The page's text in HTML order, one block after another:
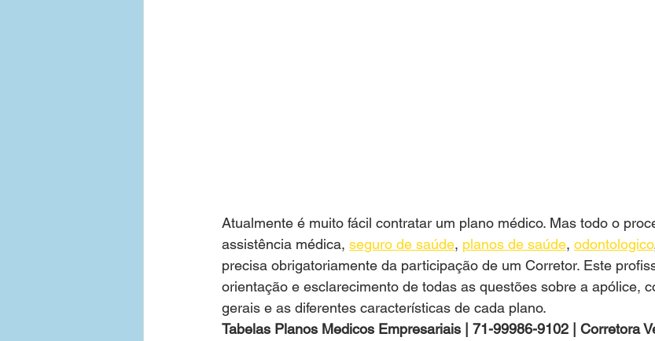
Atualmente é muito fácil contratar um plano médico. Mas todo o
assistência médica, seguro de saúde, planos de saúde, odontologico
precisa obrigatoriamente da participação de um Corretor. Este
orientação e esclarecimento de todas as questões sobre a apólice,
gerais e as diferentes características de cada plano.
Tabelas Planos Medicos Empresariais | 71-99986-9102 | Corretora